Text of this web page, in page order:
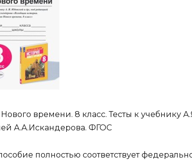
времени. 8 класс. Тесты к учебнику
А.А.Искандерова. ФГОС
полностью соответствует